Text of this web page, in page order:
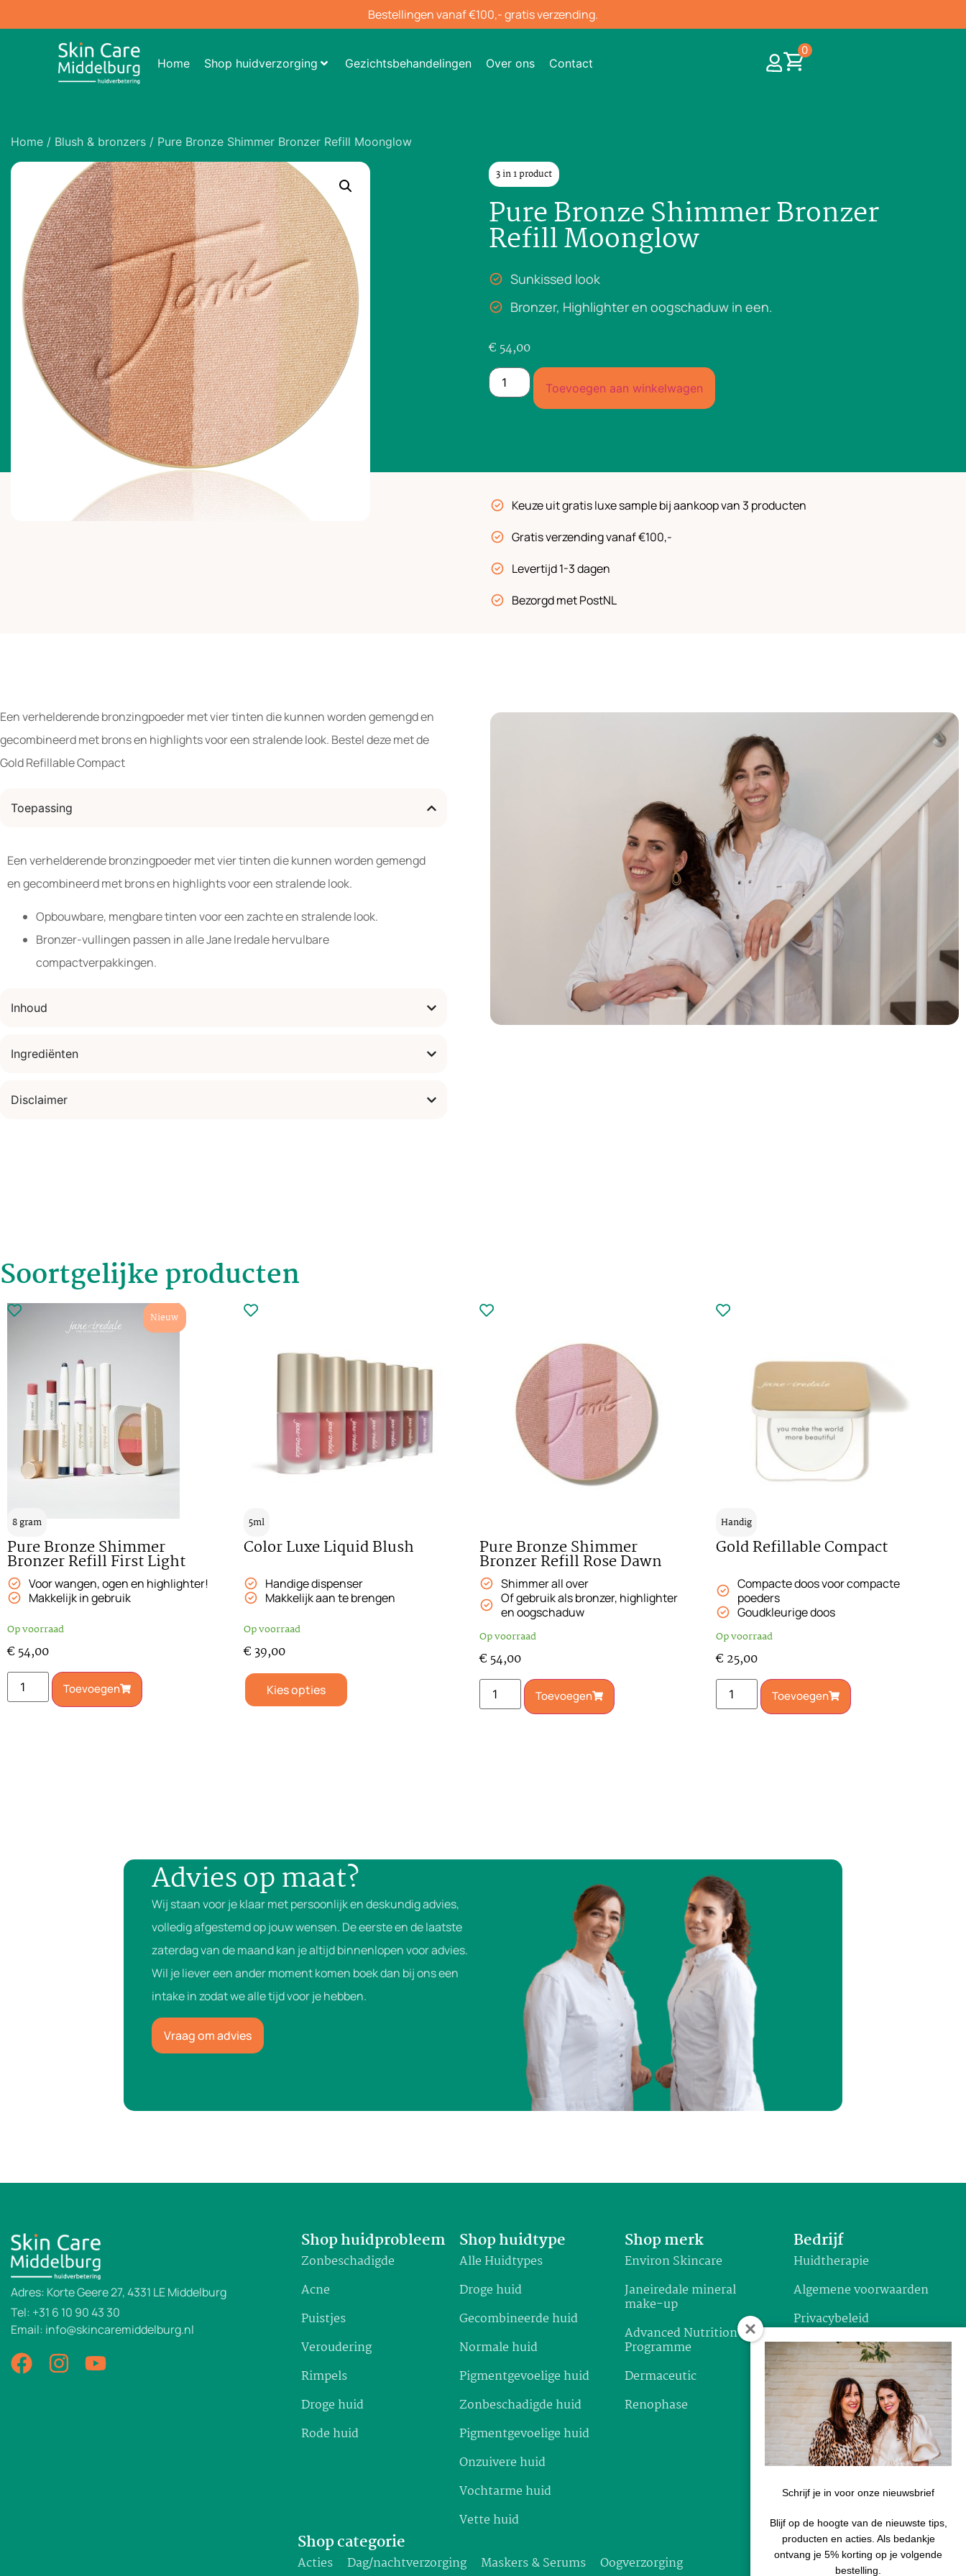
Bestellingen vanaf €100,- gratis verzending.
Home Shop huidverzorging Gezichtsbehandelingen Over ons Contact
0
Home / Blush & bronzers / Pure Bronze Shimmer Bronzer Refill Moonglow
3 in 1 product
Pure Bronze Shimmer Bronzer
Refill Moonglow
Sunkissed look
Bronzer, Highlighter en oogschaduw in een.
€ 54,00
Toevoegen aan winkelwagen
Keuze uit gratis luxe sample bij aankoop van 3 producten
Gratis verzending vanaf €100,-
Levertijd 1-3 dagen
Bezorgd met PostNL
Een verhelderende bronzingpoeder met vier tinten die kunnen worden gemengd en
gecombineerd met brons en highlights voor een stralende look. Bestel deze met de
Gold Refillable Compact
Toepassing
Een verhelderende bronzingpoeder met vier tinten die kunnen worden gemengd
en gecombineerd met brons en highlights voor een stralende look.
Opbouwbare, mengbare tinten voor een zachte en stralende look.
Bronzer-vullingen passen in alle Jane Iredale hervulbare
compactverpakkingen.
Inhoud
Ingrediënten
Disclaimer
Soortgelijke producten
Nieuw
8 gram
Pure Bronze Shimmer
Bronzer Refill First Light
Voor wangen, ogen en highlighter!
Makkelijk in gebruik
Op voorraad
€ 54,00
Toevoegen
5ml
Color Luxe Liquid Blush
Handige dispenser
Makkelijk aan te brengen
Op voorraad
€39,00
Kies opties
Pure Bronze Shimmer
Bronzer Refill Rose Dawn
Shimmer all over
Of gebruik als bronzer, highlighter
en oogschaduw
Op voorraad
€ 54,00
Toevoegen
Handig
Gold Refillable Compact
Compacte doos voor compacte
poeders
Goudkleurige doos
Op voorraad
€ 25,00
Toevoegen
Advies op maat?
Wij staan voor je klaar met persoonlijk en deskundig advies,
volledig afgestemd op jouw wensen. De eerste en de laatste
zaterdag van de maand kan je altijd binnenlopen voor advies.
Wil je liever een ander moment komen boek dan bij ons een
intake in zodat we alle tijd voor je hebben.
Vraag om advies
Adres: Korte Geere 27, 4331 LE Middelburg
Tel: +31 6 10 90 43 30
Email: info@skincaremiddelburg.nl
Shop huidprobleem
Zonbeschadigde
Acne
Puistjes
Veroudering
Rimpels
Droge huid
Rode huid
Shop huidtype
Alle Huidtypes
Droge huid
Gecombineerde huid
Normale huid
Pigmentgevoelige huid
Zonbeschadigde huid
Pigmentgevoelige huid
Onzuivere huid
Vochtarme huid
Vette huid
Shop merk
Environ Skincare
Janeiredale mineral
make-up
Advanced Nutrition
Programme
Dermaceutic
Renophase
Bedrijf
Huidtherapie
Algemene voorwaarden
Privacybeleid
Garantie & klachten
Verzenden & retourneren
Disclaimer
Shop categorie
Acties Dag/nachtverzorging Maskers & Serums Oogverzorging
Schrijf je in voor onze nieuwsbrief
Blijf op de hoogte van de nieuwste tips,
producten en acties. Als bedankje
ontvang je 5% korting op je volgende
bestelling.